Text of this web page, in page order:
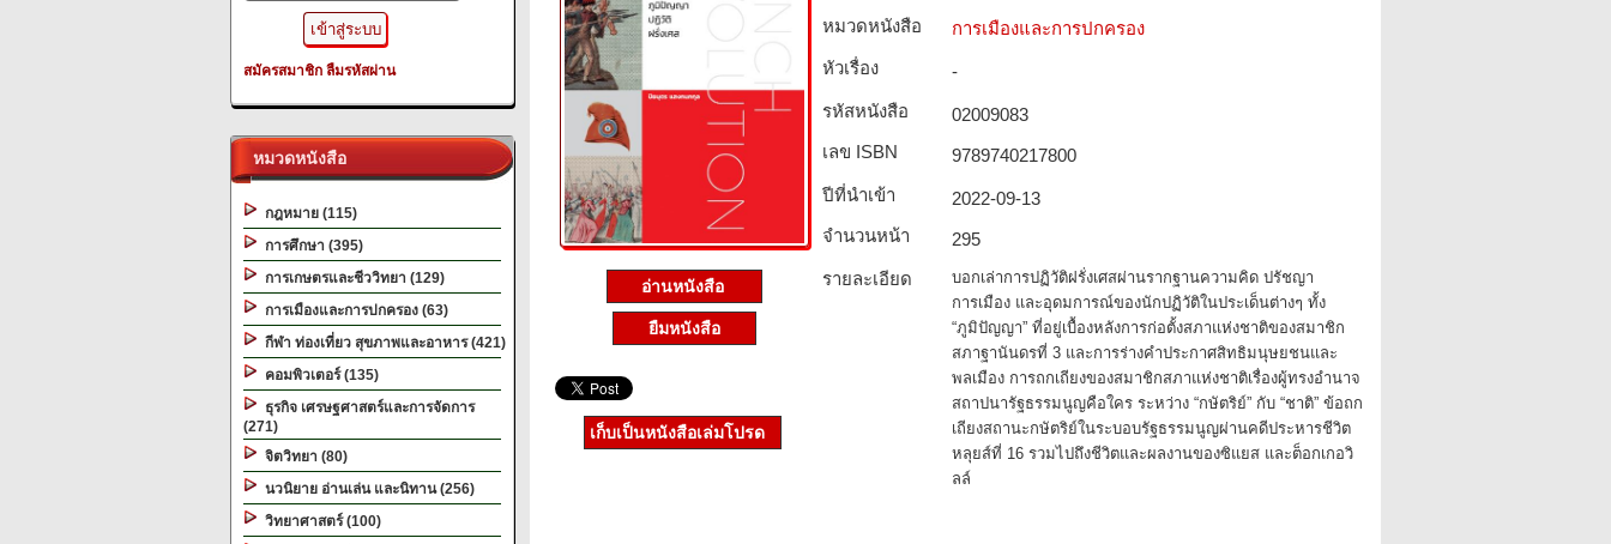
สมัครสมาชิก ลืมรหัสผ่าน
หมวดหนังสือ
กฎหมาย (115)
การศึกษา (395)
การเกษตรและชีววิทยา (129)
การเมืองและการปกครอง (63)
กีฬา ท่องเที่ยว สุขภาพและอาหาร (421)
คอมพิวเตอร์ (135)
ธุรกิจ เศรษฐศาสตร์และการจัดการ
(271)
จิตวิทยา (80)
นวนิยาย อ่านเล่น และนิทาน (256)
วิทยาศาสตร์ (100)
อ่านหนังสือ
ยืมหนังสือ
หมวดหนังสือ­
การเมืองและการปกครอง
หัวเรื่อง
-
รหัสหนังสือ­
02009083
เลข ISBN
9789740217800
ปีที่นำเข้า
2022-09-13
จำนวนหน้า
295
รายละเอียด
บอกเล่าการปฏิวัติฝรั่งเศสผ่านรากฐานความคิด ปรัชญา
การเมือง และอุดมการณ์ของนักปฏิวัติในประเด็นต่างๆ ทั้ง
“ภูมิปัญญา” ที่อยู่เบื้องหลังการก่อตั้งสภาแห่งชาติของสมาชิก
สภาฐานันดรที่ 3 และการร่างคำประกาศสิทธิมนุษยชนและ
พลเมือง การถกเถียงของสมาชิกสภาแห่งชาติเรื่องผู้ทรงอำนาจ
สถาปนารัฐธรรมนูญคือใคร ระหว่าง “กษัตริย์” กับ “ชาติ” ข้อถก
เถียงสถานะกษัตริย์ในระบอบรัฐธรรมนูญผ่านคดีประหารชีวิต
หลุยส์ที่ 16 รวมไปถึงชีวิตและผลงานของซิแยส และต็อกเกอวิ
ลล์
เก็บเป็นหนังสือเล่มโปรด